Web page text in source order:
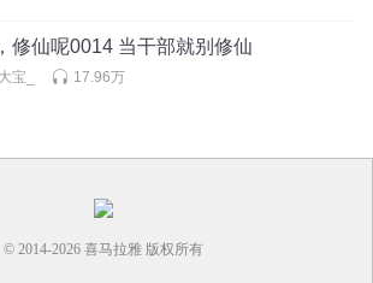
修仙呢0014 当干部就别修仙
宝_ 17.96万
© 2014-2026 喜马拉雅 版权所有